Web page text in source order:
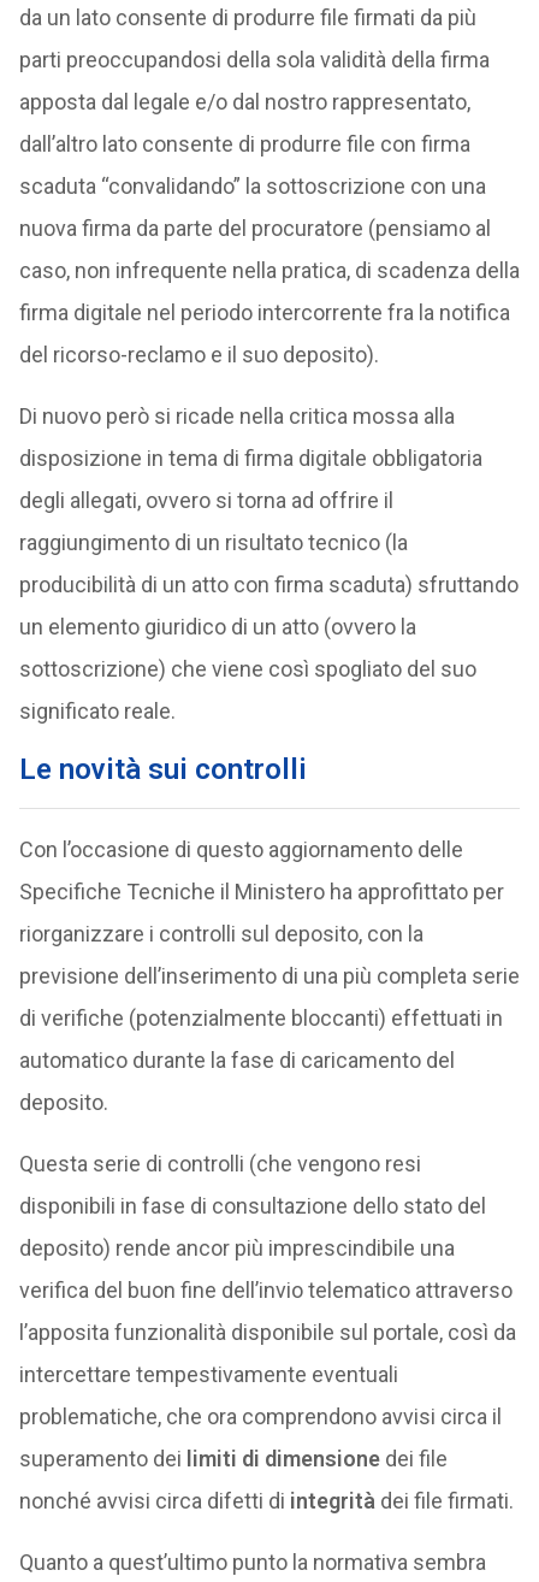
da un lato consente di produrre file firmati da più
parti preoccupandosi della sola validità della firma
apposta dal legale e/o dal nostro rappresentato,
dall’altro lato consente di produrre file con firma
scaduta “convalidando” la sottoscrizione con una
nuova firma da parte del procuratore (pensiamo al
caso, non infrequente nella pratica, di scadenza della
firma digitale nel periodo intercorrente fra la notifica
del ricorso-reclamo e il suo deposito).
Di nuovo però si ricade nella critica mossa alla
disposizione in tema di firma digitale obbligatoria
degli allegati, ovvero si torna ad offrire il
raggiungimento di un risultato tecnico (la
producibilità di un atto con firma scaduta) sfruttando
un elemento giuridico di un atto (ovvero la
sottoscrizione) che viene così spogliato del suo
significato reale.
Le novità sui controlli
Con l’occasione di questo aggiornamento delle
Specifiche Tecniche il Ministero ha approfittato per
riorganizzare i controlli sul deposito, con la
previsione dell’inserimento di una più completa serie
di verifiche (potenzialmente bloccanti) effettuati in
automatico durante la fase di caricamento del
deposito.
Questa serie di controlli (che vengono resi
disponibili in fase di consultazione dello stato del
deposito) rende ancor più imprescindibile una
verifica del buon fine dell’invio telematico attraverso
l’apposita funzionalità disponibile sul portale, così da
intercettare tempestivamente eventuali
problematiche, che ora comprendono avvisi circa il
superamento dei limiti di dimensionedei file
nonché avvisi circa difetti di integrità dei file firmati.
Quanto a quest’ultimo punto la normativa sembra